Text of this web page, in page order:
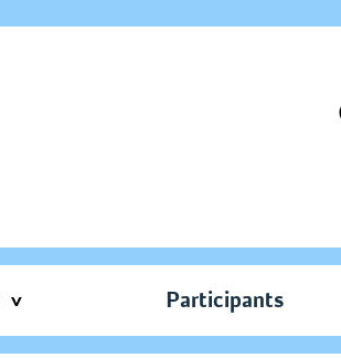
Participants